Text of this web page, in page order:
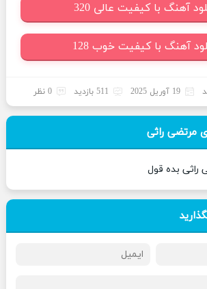
آهنگ با کیفیت عالی 320
آهنگ با کیفیت خوب 128
19 آوریل 2025 511 بازدید 0 نظر
مرتضی راثی
راثی بده قول